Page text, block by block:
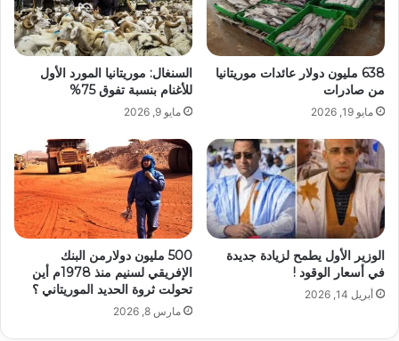
638 مليون دولار عائدات موريتانيا
من صادرات
مايو 19, 2026
السنغال: موريتانيا المورد الأول
للأغنام بنسبة تفوق 75%
مايو 9, 2026
الوزير الأول يطمح لزيادة جديدة
في أسعار الوقود !
أبريل 14, 2026
500 مليون دولارمن البنك
الإفريقي لسنيم منذ 1978م أين
تحولت ثروة الحديد الموريتاني ؟
مارس 8, 2026